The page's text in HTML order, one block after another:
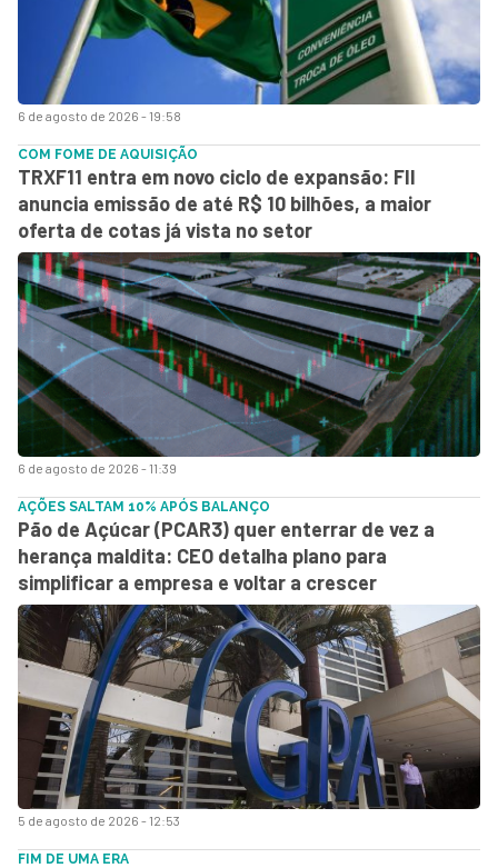
6 de agosto de 2026 - 19:58
6 de agosto de 2026 - 11:39
COM FOME DE AQUISIÇÃO
TRXF11 entra em novo ciclo de expansão: FII
anuncia emissão de até R$ 10 bilhões, a maior
oferta de cotas já vista no setor
5 de agosto de 2026 - 12:53
AÇÕES SALTAM 10% APÓS BALANÇO
Pão de Açúcar (PCAR3) quer enterrar de vez a
herança maldita: CEO detalha plano para
simplificar a empresa e voltar a crescer
FIM DE UMA ERA